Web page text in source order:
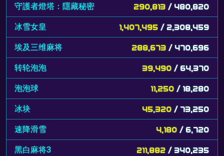
守護者燈塔：隱藏秘密 290,813 / 480,820
冰雪女皇 1,407,495 / 2,308,459
埃及三维麻将 288,673 / 470,696
转轮泡泡 39,490 / 64,370
泡泡球 11,250 / 18,280
冰块 45,320 / 73,250
速降滑雪 4,180 / 6,720
黑白麻将3 211,882 / 340,235